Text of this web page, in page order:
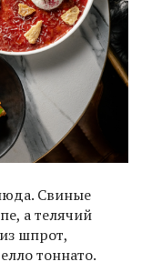
Свиные
а телячий
шпрот,
тоннато.